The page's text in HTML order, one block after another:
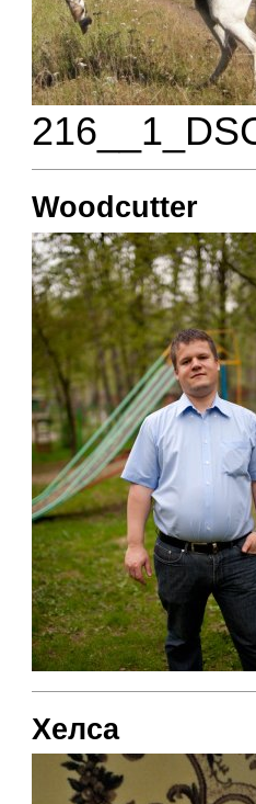
Woodcutter
Хелса